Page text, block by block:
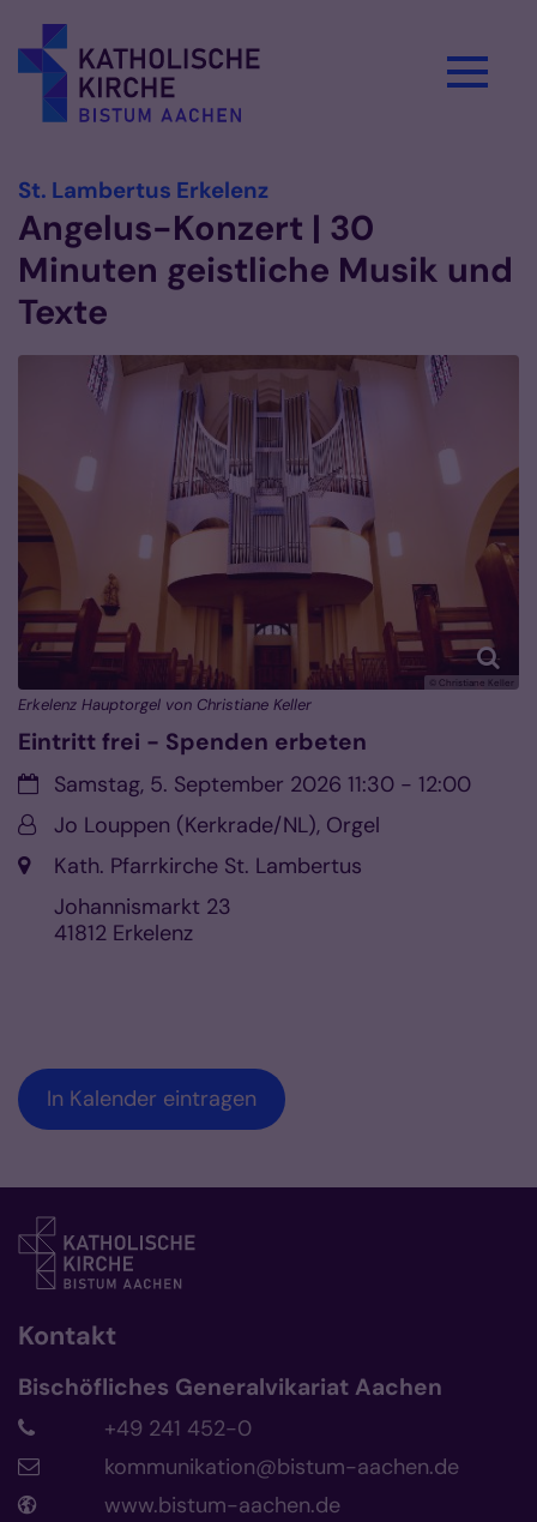
St. Lambertus Erkelenz:
Angelus-Konzert | 30
Minuten geistliche Musik und
Texte
© Christiane Keller
Erkelenz Hauptorgel von Christiane Keller
Eintritt frei - Spenden erbeten
Datum:Samstag, 5. September 2026 11:30 - 12:00
Von:Jo Louppen (Kerkrade/NL), Orgel
Ort: Kath. Pfarrkirche St. Lambertus
Johannismarkt 23
41812 Erkelenz
In Kalender eintragen
Kontakt
Bischöfliches Generalvikariat Aachen
+49 241 452-0
kommunikation@bistum-aachen.de
www.bistum-aachen.de